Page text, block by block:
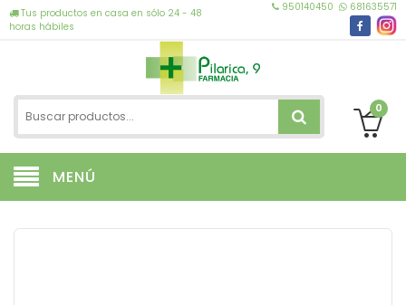
Tus productos en casa en sólo 24 - 48
horas hábiles
950140450 681635571
0
MENÚ